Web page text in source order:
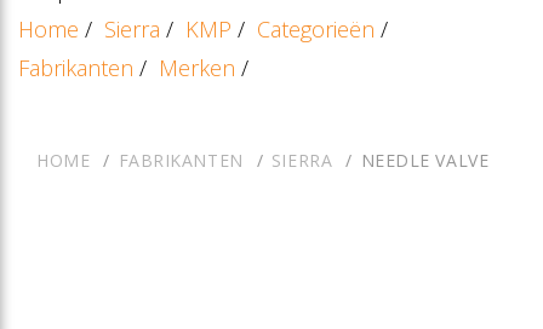
Home / Sierra / KMP / Categorieën /
Fabrikanten / Merken /
HOME FABRIKANTEN SIERRA NEEDLE VALVE